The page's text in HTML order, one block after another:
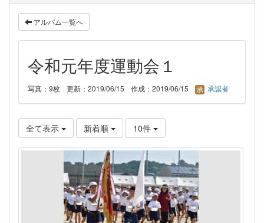
アルバム一覧へ
令和元年度運動会１
写真：9枚 更新：2019/06/15 作成：2019/06/15 承認者
全て表示 新着順 10件